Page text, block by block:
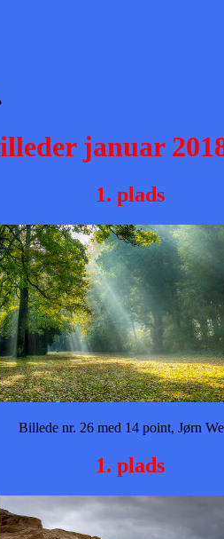
januar
1. plads
Billede nr. 26 med 14 point, Jørn
1. plads